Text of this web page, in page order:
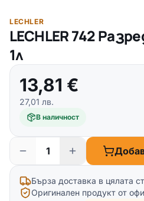
LECHLER
LECHLER 742
1л
13,81 €
27,01 лв.
В наличност
Бърза доставка в цялата
Оригинален продукт от